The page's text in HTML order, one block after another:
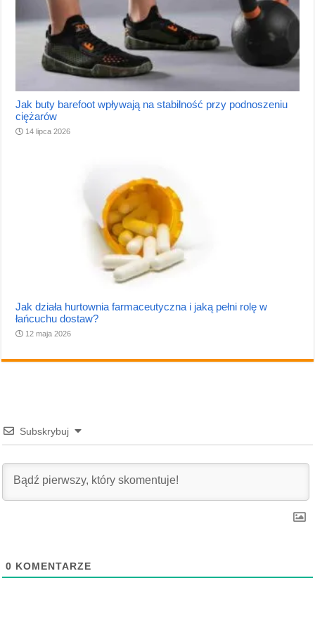
Jak buty barefoot wpływają na stabilność przy podnoszeniu
ciężarów
14 lipca 2026
Jak działa hurtownia farmaceutyczna i jaką pełni rolę w
łańcuchu dostaw?
12 maja 2026
Subskrybuj
0 KOMENTARZE